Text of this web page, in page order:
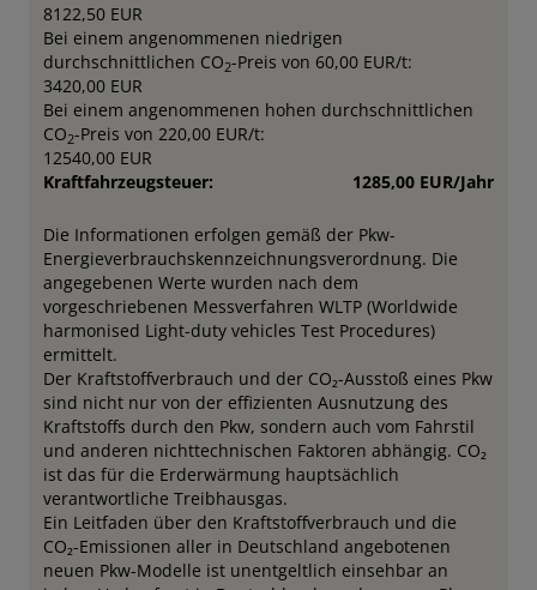
8122,50 EUR
Bei einem angenommenen niedrigen
durchschnittlichen CO2-Preis von 60,00 EUR/t:
3420,00 EUR
Bei einem angenommenen hohen durchschnittlichen
CO2-Preis von 220,00 EUR/t:
12540,00 EUR
Kraftfahrzeugsteuer:
1285,00 EUR/Jahr
Die Informationen erfolgen gemäß der Pkw-
Energieverbrauchskennzeichnungsverordnung. Die
angegebenen Werte wurden nach dem
vorgeschriebenen Messverfahren WLTP (Worldwide
harmonised Light-duty vehicles Test Procedures)
ermittelt.
Der Kraftstoffverbrauch und der CO₂-Ausstoß eines Pkw
sind nicht nur von der effizienten Ausnutzung des
Kraftstoffs durch den Pkw, sondern auch vom Fahrstil
und anderen nichttechnischen Faktoren abhängig. CO₂
ist das für die Erderwärmung hauptsächlich
verantwortliche Treibhausgas.
Ein Leitfaden über den Kraftstoffverbrauch und die
CO₂-Emissionen aller in Deutschland angebotenen
neuen Pkw-Modelle ist unentgeltlich einsehbar an